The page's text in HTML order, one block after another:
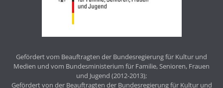
Gefördert vom Beauftragten der Bundesregierung für Kultur und
Medien und vom Bundesministerium für Familie, Senioren, Frauen
und Jugend (2012-2013);
Gefördert von der Beauftragten der Bundesregierung für Kultur und